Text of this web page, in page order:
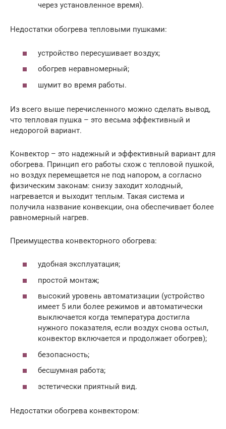
через установленное время).
Недостатки обогрева тепловыми пушками:
устройство пересушивает воздух;
обогрев неравномерный;
шумит во время работы.
Из всего выше перечисленного можно сделать вывод,
что тепловая пушка – это весьма эффективный и
недорогой вариант.
Конвектор – это надежный и эффективный вариант для
обогрева. Принцип его работы схож с тепловой пушкой,
но воздух перемещается не под напором, а согласно
физическим законам: снизу заходит холодный,
нагревается и выходит теплым. Такая система и
получила название конвекции, она обеспечивает более
равномерный нагрев.
Преимущества конвекторного обогрева:
удобная эксплуатация;
простой монтаж;
высокий уровень автоматизации (устройство
имеет 5 или более режимов и автоматически
выключается когда температура достигла
нужного показателя, если воздух снова остыл,
конвектор включается и продолжает обогрев);
безопасность;
бесшумная работа;
эстетически приятный вид.
Недостатки обогрева конвектором: